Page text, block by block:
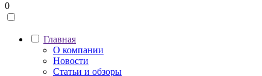
0
Главная
О компании
Новости
Статьи и обзоры